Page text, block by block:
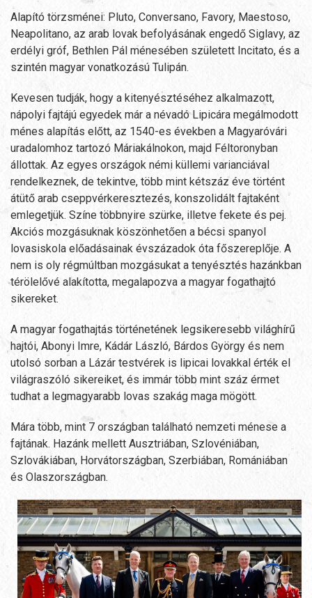
Alapító törzsménei: Pluto, Conversano, Favory, Maestoso,
Neapolitano, az arab lovak befolyásának engedő Siglavy, az
erdélyi gróf, Bethlen Pál ménesében született Incitato, és a
szintén magyar vonatkozású Tulipán.
Kevesen tudják, hogy a kitenyésztéséhez alkalmazott,
nápolyi fajtájú egyedek már a névadó Lipicára megálmodott
ménes alapítás előtt, az 1540-es években a Magyaróvári
uradalomhoz tartozó Máriakálnokon, majd Féltoronyban
állottak. Az egyes országok némi küllemi varianciával
rendelkeznek, de tekintve, több mint kétszáz éve történt
átütő arab cseppvérkeresztezés, konszolidált fajtaként
emlegetjük. Színe többnyire szürke, illetve fekete és pej.
Akciós mozgásuknak köszönhetően a bécsi spanyol
lovasiskola előadásainak évszázadok óta főszereplője. A
nem is oly régmúltban mozgásukat a tenyésztés hazánkban
térölelővé alakította, megalapozva a magyar fogathajtó
sikereket.
A magyar fogathajtás történetének legsikeresebb világhírű
hajtói, Abonyi Imre, Kádár László, Bárdos György és nem
utolsó sorban a Lázár testvérek is lipicai lovakkal érték el
világraszóló sikereiket, és immár több mint száz érmet
tudhat a legmagyarabb lovas szakág maga mögött.
Mára több, mint 7 országban található nemzeti ménese a
fajtának. Hazánk mellett Ausztriában, Szlovéniában,
Szlovákiában, Horvátországban, Szerbiában, Romániában
és Olaszországban.